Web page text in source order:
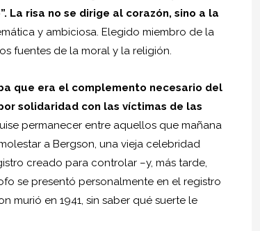
La risa no se dirige al corazón, sino a la
y ambiciosa. Elegido miembro de la
fuentes de la moral y la religión.
que era el complemento necesario del
solidaridad con las víctimas de las
permanecer entre aquellos que mañana
a Bergson, una vieja celebridad
creado para controlar –y, más tarde,
se presentó personalmente en el registro
murió en 1941, sin saber qué suerte le